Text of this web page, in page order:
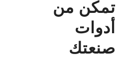
تمكن من
أدوات
صنعتك